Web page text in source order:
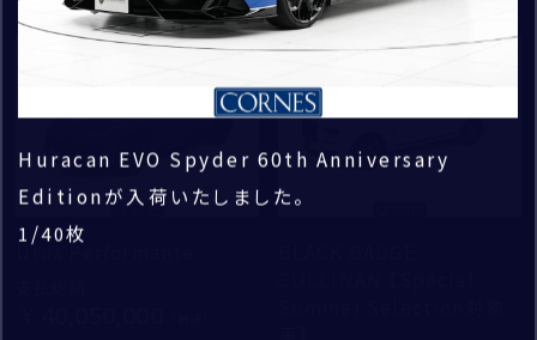
BENTLEY
FERRARI
グレー系 シルバー系
赤系
オレンジ系 ピンク系
茶系
新着
Urus Performante
Huracan EVO Spyder 60th Anniversary
Editionが入荷いたしました。
1 /40枚
ボディカラーはBlu Le Mansでございます。
1/40枚
一部在庫はストックヤードにて保管しております。現
車確認される際は、事前にご連絡いただけますと、ご
案内がスムーズです。
ランボルギーニファイナンス各種ローン・リースを取
り扱っております。
1 /40枚
ひとりひとりに最 適なごプランをご提案いたします。
詳しい試算につきましては、店舗までお問い合わせく
ださいませ。
自社取扱ブランドはもちろん、ポルシェやアストンマ
ーティン、マクラーレンといったラグジュアリーブラン
ドの買取りもお任せください。
コーンズ以外から購入された車両はもちろんのこと、
年式・距離等に関わらず、一般財団法人日本自動車
査定協会（JAAI）が認める中古自動車査定士資格を
この他にも上質な認定中古車を取り揃えております
ので、お問い合わせお待ちしております。
1 /40枚
1/40枚
1/40枚
1/40枚
1/40枚
1/40枚
1/40枚
1/40枚
1/40枚
1/40枚
1/40枚
1/40枚
1/40枚
1/40枚
1/40枚
1/40枚
1/40枚
1/40枚
1/40枚
1/40枚
1/40枚
1/40枚
1/40枚
1/40枚
1/40枚
1/40枚
1/40枚
1/40枚
1/40枚
1/40枚
1/40枚
1/40枚
1/40枚
お問い合わせの店舗
2026年1月頃
その他補足事項
お名前